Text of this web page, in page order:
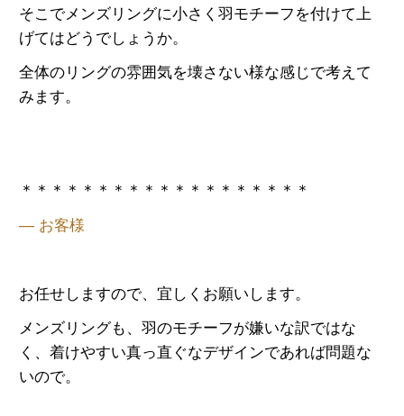
そこでメンズリングに小さく羽モチーフを付けて上
げてはどうでしょうか。
全体のリングの雰囲気を壊さない様な感じで考えて
みます。
＊＊＊＊＊＊＊＊＊＊＊＊＊＊＊＊＊＊＊
— お客様
お任せしますので、宜しくお願いします。
メンズリングも、羽のモチーフが嫌いな訳ではな
く、着けやすい真っ直ぐなデザインであれば問題な
いので。